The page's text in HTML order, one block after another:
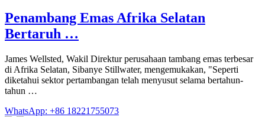
Penambang Emas Afrika Selatan
Bertaruh …
James Wellsted, Wakil Direktur perusahaan tambang emas terbesar
di Afrika Selatan, Sibanye Stillwater, mengemukakan, "Seperti
diketahui sektor pertambangan telah menyusut selama bertahun-
tahun …
WhatsApp: +86 18221755073